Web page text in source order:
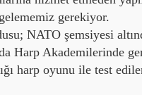
gerekiyor.
NATO şemsiyesi
Harp Akademilerinde
harp oyunu ile test